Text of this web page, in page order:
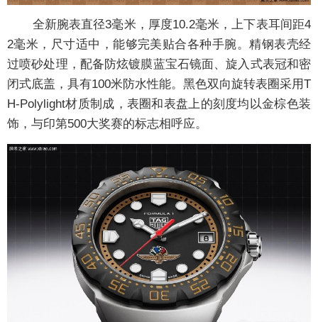
全新腕表直径3毫米，厚度10.2毫米，上下表耳间距4
2毫米，尺寸适中，能够完美贴合各种手腕。精钢表壳经
过喷砂处理，配备防炫镀膜蓝宝石镜面、旋入式表冠和密
闭式底盖，具有100米防水性能。黑色双向旋转表圈采用T
H-Polylight材质制成，表圈和表盘上的刻度均以金棕色装
饰，与印第500大奖赛的标志相呼应。